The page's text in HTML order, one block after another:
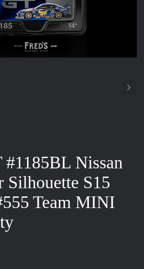
Nissan
Silhouette S15
Team MINI